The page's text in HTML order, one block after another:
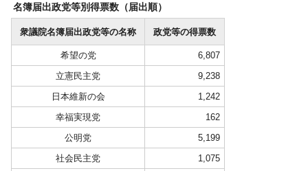
名簿届出政党等別得票数（届出順）
衆議院名簿届出政党等の名称 政党等の得票数
希望の党
6,807
立憲民主党
9,238
日本維新の会
1,242
幸福実現党
162
公明党
5,199
社会民主党
1,075